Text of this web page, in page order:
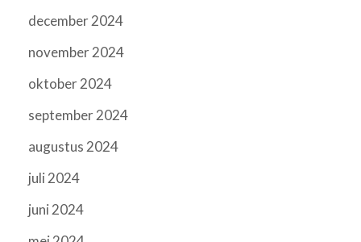
december 2024
november 2024
oktober 2024
september 2024
augustus 2024
juli 2024
juni 2024